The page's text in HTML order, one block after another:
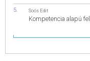
Soós Edit
Kompetencia alapú